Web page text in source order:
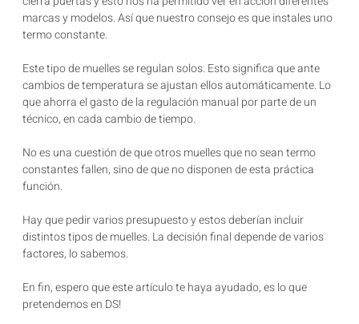
marcas y modelos. Así que nuestro consejo es que instales uno
termo constante.
Este tipo de muelles se regulan solos. Esto significa que ante
cambios de temperatura se ajustan ellos automáticamente. Lo
que ahorra el gasto de la regulación manual por parte de un
técnico, en cada cambio de tiempo.
No es una cuestión de que otros muelles que no sean termo
constantes fallen, sino de que no disponen de esta práctica
función.
Hay que pedir varios presupuesto y estos deberían incluir
distintos tipos de muelles. La decisión final depende de varios
factores, lo sabemos.
En fin, espero que este artículo te haya ayudado, es lo que
pretendemos en DS!